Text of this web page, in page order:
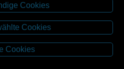
Str. 3
Schrems
77239
Cookies
Cookies
Cookies